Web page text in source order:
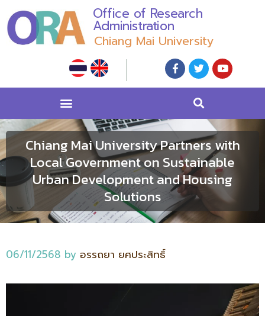
Office of Research
Administration
Chiang Mai University
Chiang Mai University Partners with
Local Government on Sustainable
Urban Development and Housing
Solutions
06/11/2568 by อรรถยา ยศประสิทธิ์